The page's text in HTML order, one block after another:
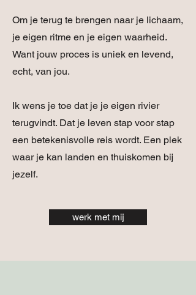
Om je terug te brengen naar je lichaam,
je eigen ritme en je eigen waarheid.
Want jouw proces is uniek en levend,
echt, van jou.
Ik wens je toe dat je je eigen rivier
terugvindt. Dat je leven stap voor stap
een betekenisvolle reis wordt. Een plek
waar je kan landen en thuiskomen bij
jezelf.
werk met mij